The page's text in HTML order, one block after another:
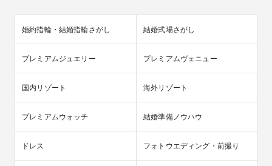
婚約指輪・結婚指輪さがし 結婚式場さがし
プレミアムジュエリー プレミアムヴェニュー
国内リゾート 海外リゾート
プレミアムウォッチ 結婚準備ノウハウ
ドレス フォトウエディング・前撮り